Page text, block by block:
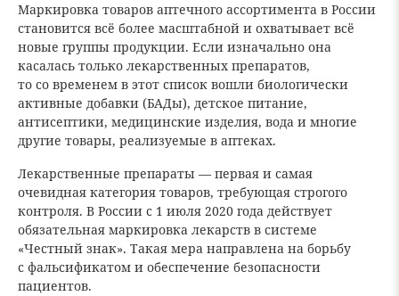
Маркировка товаров аптечного ассортимента в России
становится всё более масштабной и охватывает всё
новые группы продукции. Если изначально она
касалась только лекарственных препаратов,
то со временем в этот список вошли биологически
активные добавки (БАДы), детское питание,
антисептики, медицинские изделия, вода и многие
другие товары, реализуемые в аптеках.
Лекарственные препараты — первая и самая
очевидная категория товаров, требующая строгого
контроля. В России с 1 июля 2020 года действует
обязательная маркировка лекарств в системе
«Честный знак». Такая мера направлена на борьбу
с фальсификатом и обеспечение безопасности
пациентов.